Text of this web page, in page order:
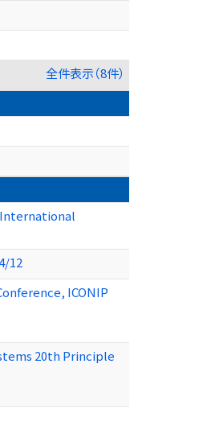
全件表示（8件）
12
ICONIP
20th Principle